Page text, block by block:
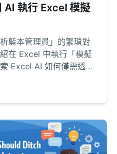
AI 執行 Excel 模擬
藍本管理員」的繁瑣對
在 Excel 中執行「模擬
Excel AI 如何僅需透過